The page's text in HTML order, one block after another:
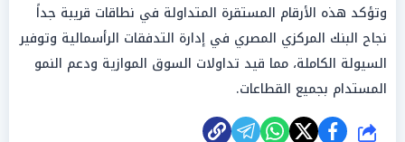
وتؤكد هذه الأرقام المستقرة المتداولة في نطاقات قريبة جداً
نجاح البنك المركزي المصري في إدارة التدفقات الرأسمالية وتوفير
السيولة الكاملة، مما قيد تداولات السوق الموازية ودعم النمو
المستدام بجميع القطاعات.